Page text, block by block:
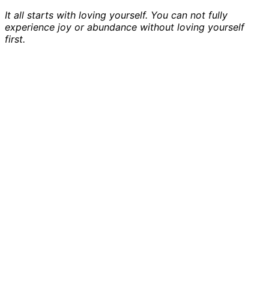
It all starts with loving yourself. You can not fully
experience joy or abundance without loving yourself
first.